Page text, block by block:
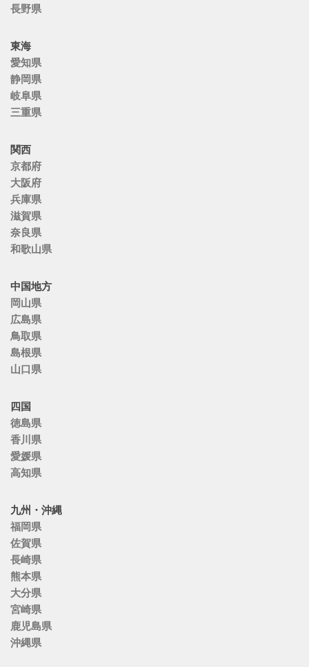
長野県
東海
愛知県
静岡県
岐阜県
三重県
関西
京都府
大阪府
兵庫県
滋賀県
奈良県
和歌山県
中国地方
岡山県
広島県
鳥取県
島根県
山口県
四国
徳島県
香川県
愛媛県
高知県
九州・沖縄
福岡県
佐賀県
長崎県
熊本県
大分県
宮崎県
鹿児島県
沖縄県